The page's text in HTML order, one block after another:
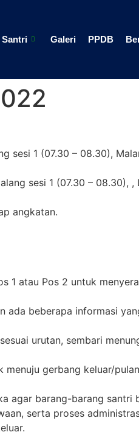
Santri Galeri PPDB
sesi 1 (07.30 – 08.30),
sesi 1 (07.30 – 08.30), ,
angkatan.
1 atau Pos 2 untuk
ada beberapa informasi
urutan, sembari
gerbang keluar/
agar barang-barang santri
serta proses